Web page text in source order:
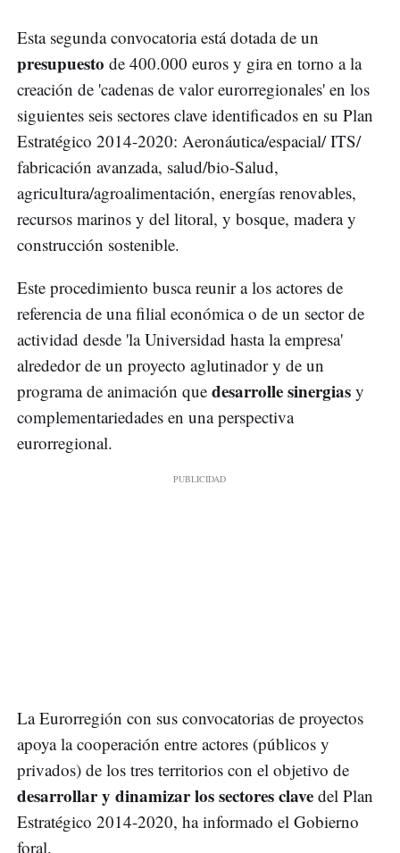
Esta segunda convocatoria está dotada de un
presupuesto de 400.000 euros y gira en torno a la
creación de 'cadenas de valor eurorregionales' en los
siguientes seis sectores clave identificados en su Plan
Estratégico 2014-2020: Aeronáutica/espacial/ ITS/
fabricación avanzada, salud/bio-Salud,
agricultura/agroalimentación, energías renovables,
recursos marinos y del litoral, y bosque, madera y
construcción sostenible.
Este procedimiento busca reunir a los actores de
referencia de una filial económica o de un sector de
actividad desde 'la Universidad hasta la empresa'
alrededor de un proyecto aglutinador y de un
programa de animación que desarrolle sinergias y
complementariedades en una perspectiva
eurorregional.
La Eurorregión con sus convocatorias de proyectos
apoya la cooperación entre actores (públicos y
privados) de los tres territorios con el objetivo de
desarrollar y dinamizar los sectores clave del Plan
Estratégico 2014-2020, ha informado el Gobierno
foral.